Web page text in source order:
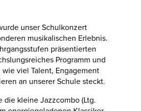
unser Schulkonzert
musikalischen Erlebnis.
präsentierten
Programm und
viel Talent, Engagement
an unserer Schule steckt.
die kleine Jazzcombo (Ltg.